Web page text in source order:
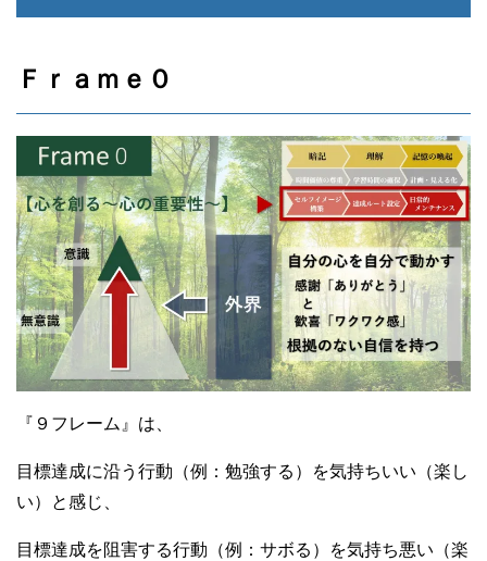
Ｆｒａｍｅ０
『９フレーム』は、
目標達成に沿う行動（例：勉強する）を気持ちいい（楽し
い）と感じ、
目標達成を阻害する行動（例：サボる）を気持ち悪い（楽